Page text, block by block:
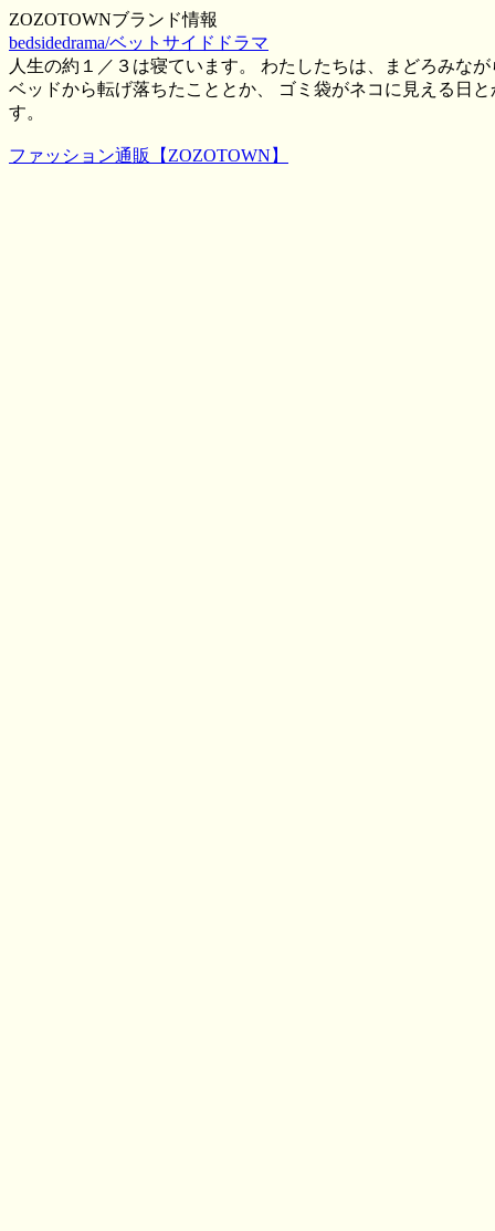
ZOZOTOWNブランド情報
bedsidedrama/ベットサイドドラマ
人生の約１／３は寝ています。 わたしたちは、まどろみな
ベッドから転げ落ちたこととか、 ゴミ袋がネコに見える日
す。
ファッション通販【ZOZOTOWN】